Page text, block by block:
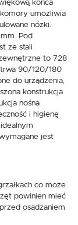
końca
umożliwia
nóżki.
Pod
ze stali
to 728
trwa 90/120/180
do urządzenia,
konstrukcja
nośna
i higienę
jest
co może
powinien mieć
osadzaniem